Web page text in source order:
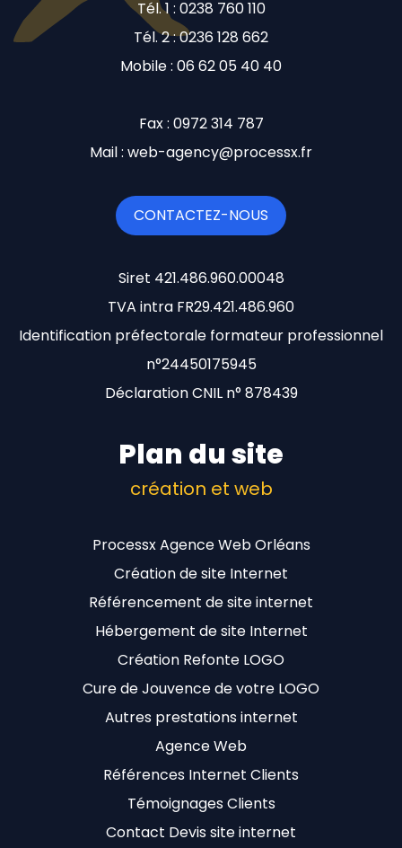
Tél. 1 : 0238 760 110
Tél. 2 : 0236 128 662
Mobile : 06 62 05 40 40
Fax : 0972 314 787
Mail : web-agency@processx.fr
CONTACTEZ-NOUS
Siret 421.486.960.00048
TVA intra FR29.421.486.960
Identification préfectorale formateur professionnel
n°24450175945
Déclaration CNIL n° 878439
Plan du site
création et web
Processx Agence Web Orléans
Création de site Internet
Référencement de site internet
Hébergement de site Internet
Création Refonte LOGO
Cure de Jouvence de votre LOGO
Autres prestations internet
Agence Web
Références Internet Clients
Témoignages Clients
Contact Devis site internet